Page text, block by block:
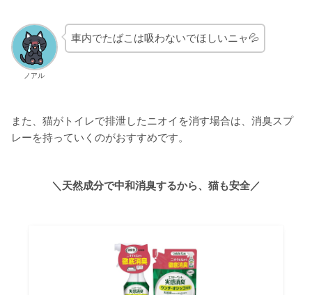
ノアル
車内でたばこは吸わないでほしいニャ💦
また、猫がトイレで排泄したニオイを消す場合は、消臭スプ
レーを持っていくのがおすすめです。
＼天然成分で中和消臭するから、猫も安全／